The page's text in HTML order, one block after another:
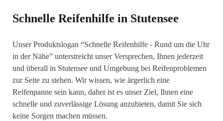
Schnelle Reifenhilfe in Stutensee
Unser Produktslogan “Schnelle Reifenhilfe - Rund um die Uhr
in der Nähe” unterstreicht unser Versprechen, Ihnen jederzeit
und überall in Stutensee und Umgebung bei Reifenproblemen
zur Seite zu stehen. Wir wissen, wie ärgerlich eine
Reifenpanne sein kann, daher ist es unser Ziel, Ihnen eine
schnelle und zuverlässige Lösung anzubieten, damit Sie sich
keine Sorgen machen müssen.